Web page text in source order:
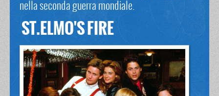
nella seconda guerra mondiale.
ST.ELMO'S FIRE